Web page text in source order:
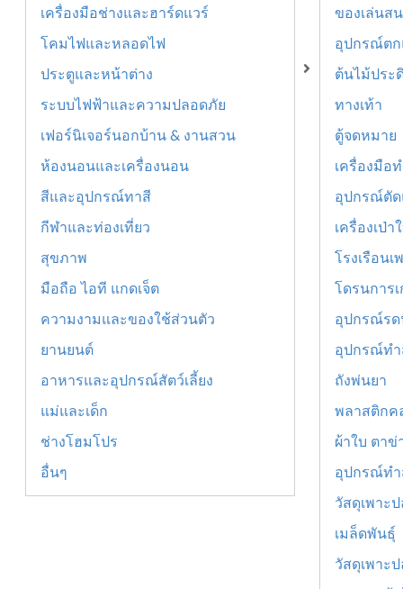
เครื่องมือช่างและฮาร์ดแวร์
โคมไฟและหลอดไฟ
ประตูและหน้าต่าง
ระบบไฟฟ้าและความปลอดภัย
เฟอร์นิเจอร์นอกบ้าน & งานสวน
ห้องนอนและเครื่องนอน
สีและอุปกรณ์ทาสี
กีฬาและท่องเที่ยว
สุขภาพ
มือถือ ไอที แกดเจ็ต
ความงามและของใช้ส่วนตัว
ยานยนต์
อาหารและอุปกรณ์สัตว์เลี้ยง
แม่และเด็ก
ช่างโฮมโปร
อื่นๆ
ของเล่นส
อุปกรณ์ตก
ต้นไม้ประ
ทางเท้า
ตู้จดหมาย
เครื่องมือ
อุปกรณ์ตัด
เครื่องเป่า
โรงเรือนเ
โดรนการ
อุปกรณ์รด
อุปกรณ์ทำ
ถังพ่นยา
พลาสติกค
ผ้าใบ ตาข่
อุปกรณ์ท
วัสดุเพาะ
เมล็ดพันธุ์
วัสดุเพาะ